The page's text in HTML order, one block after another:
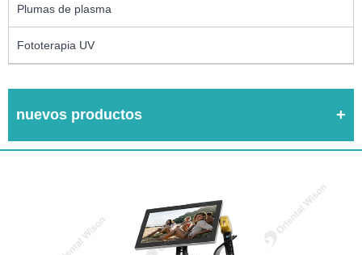
Plumas de plasma
Fototerapia UV
nuevos productos